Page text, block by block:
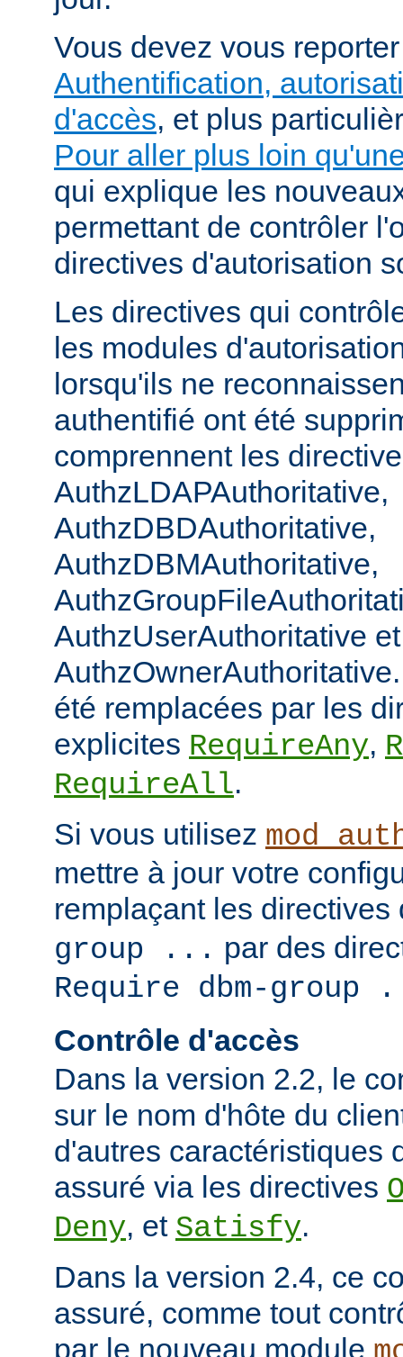
Vous devez vous
Authentification,
d'accès, et plus
Pour aller plus loin
qui explique les
permettant de contrôler
directives d'autorisation
Les directives qui
les modules
lorsqu'ils ne
authentifié ont été
comprennent les
AuthzLDAPAuthoritative,
AuthzDBDAuthoritative,
AuthzDBMAuthoritative,
AuthzUserAuthoritative et
été remplacées par les
explicites RequireAny,
RequireAll.
Si vous utilisez
mettre à jour votre
remplaçant les
group ... par des
Require dbm-group
Contrôle d'accès
Dans la version 2.2, le
sur le nom d'hôte du
d'autres caractéristiques
assuré via les directives
Deny, et Satisfy.
Dans la version 2.4, ce
assuré, comme tout
par le nouveau module